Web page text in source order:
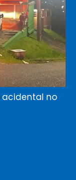
acidental no